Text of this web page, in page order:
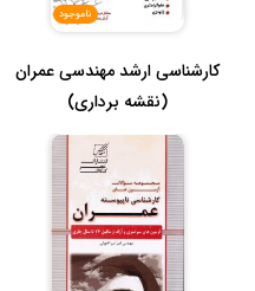
ناموجود
کارشناسی ارشد مهندسی عمران
(نقشه برداری)